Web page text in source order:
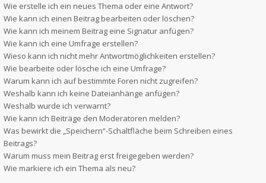
Wie erstelle ich ein neues Thema oder eine Antwort?
Wie kann ich einen Beitrag bearbeiten oder löschen?
Wie kann ich meinem Beitrag eine Signatur anfügen?
Wie kann ich eine Umfrage erstellen?
Wieso kann ich nicht mehr Antwortmöglichkeiten erstellen?
Wie bearbeite oder lösche ich eine Umfrage?
Warum kann ich auf bestimmte Foren nicht zugreifen?
Weshalb kann ich keine Dateianhänge anfügen?
Weshalb wurde ich verwarnt?
Wie kann ich Beiträge den Moderatoren melden?
Was bewirkt die „Speichern“-Schaltfläche beim Schreiben eines
Beitrags?
Warum muss mein Beitrag erst freigegeben werden?
Wie markiere ich ein Thema als neu?